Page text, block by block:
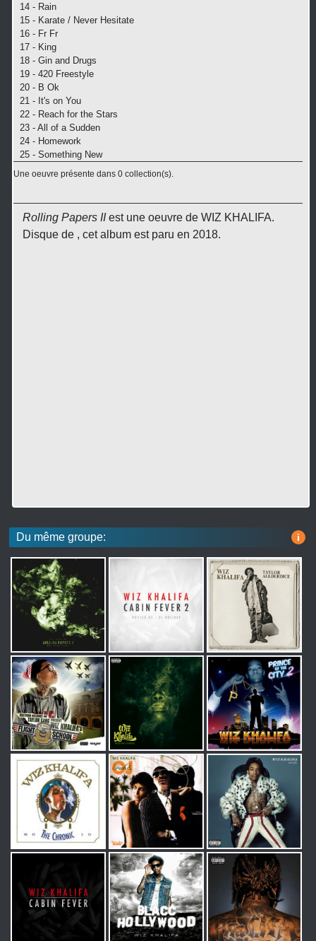
14 - Rain
15 - Karate / Never Hesitate
16 - Fr Fr
17 - King
18 - Gin and Drugs
19 - 420 Freestyle
20 - B Ok
21 - It's on You
22 - Reach for the Stars
23 - All of a Sudden
24 - Homework
25 - Something New
Une oeuvre présente dans 0 collection(s).
Rolling Papers IIest une oeuvre de WIZ KHALIFA.
Disque de , cet album est paru en 2018.
Du même groupe: i